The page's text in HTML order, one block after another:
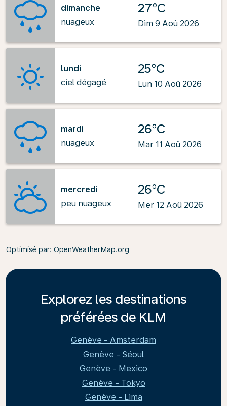
dimanche
nuageux
27°C
Dim 9 Aoû 2026
lundi
ciel dégagé
25°C
Lun 10 Aoû 2026
mardi
nuageux
26°C
Mar 11 Aoû 2026
mercredi
peu nuageux
26°C
Mer 12 Aoû 2026
Optimisé par: OpenWeatherMap.org
Explorez les destinations
préférées de KLM
Genève - Amsterdam
Genève - Séoul
Genève - Mexico
Genève - Tokyo
Genève - Lima